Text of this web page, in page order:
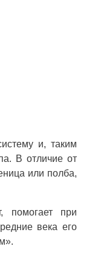
и, таким
В отличие от
или полба,
помогает при
века его